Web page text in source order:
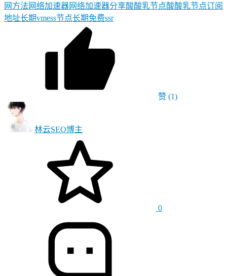
网方法 网络加速器网络加速器分享酸酸乳节点酸酸乳节点订阅
地址长期vmess节点长期免费ssr
赞 (1)
林云SEO博主
0